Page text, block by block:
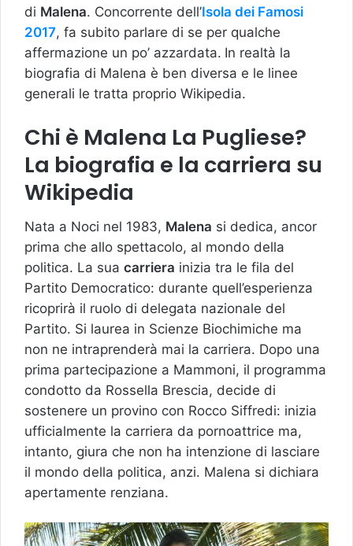
di Malena. Concorrente dell’Isola dei Famosi
2017, fa subito parlare di se per qualche
affermazione un po’ azzardata. In realtà la
biografia di Malena è ben diversa e le linee
generali le tratta proprio Wikipedia.
Chi è Malena La Pugliese?
La biografia e la carriera su
Wikipedia
Nata a Noci nel 1983, Malena si dedica, ancor
prima che allo spettacolo, al mondo della
politica. La sua carriera inizia tra le fila del
Partito Democratico: durante quell’esperienza
ricoprirà il ruolo di delegata nazionale del
Partito. Si laurea in Scienze Biochimiche ma
non ne intraprenderà mai la carriera. Dopo una
prima partecipazione a Mammoni, il programma
condotto da Rossella Brescia, decide di
sostenere un provino con Rocco Siffredi: inizia
ufficialmente la carriera da pornoattrice ma,
intanto, giura che non ha intenzione di lasciare
il mondo della politica, anzi. Malena si dichiara
apertamente renziana.